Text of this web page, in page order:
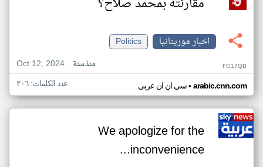
اخبار موريتانيا
Politics
Oct 12, 2024
منذ سنة FG17QB
سي ان ان عربي• arabic.cnn.com عدد الكلمات: ٢٠٦
We apologize for the
inconvenience...